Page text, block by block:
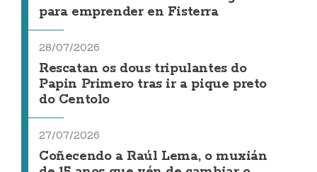
para emprender en Fisterra
28/07/2026
Rescatan os dous tripulantes do
Papin Primero tras ir a pique preto
do Centolo
27/07/2026
Coñecendo a Raúl Lema, o muxián